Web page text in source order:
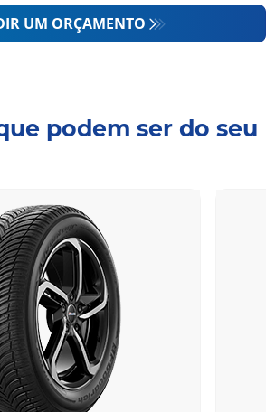
UM ORÇAMENTO
podem ser do seu